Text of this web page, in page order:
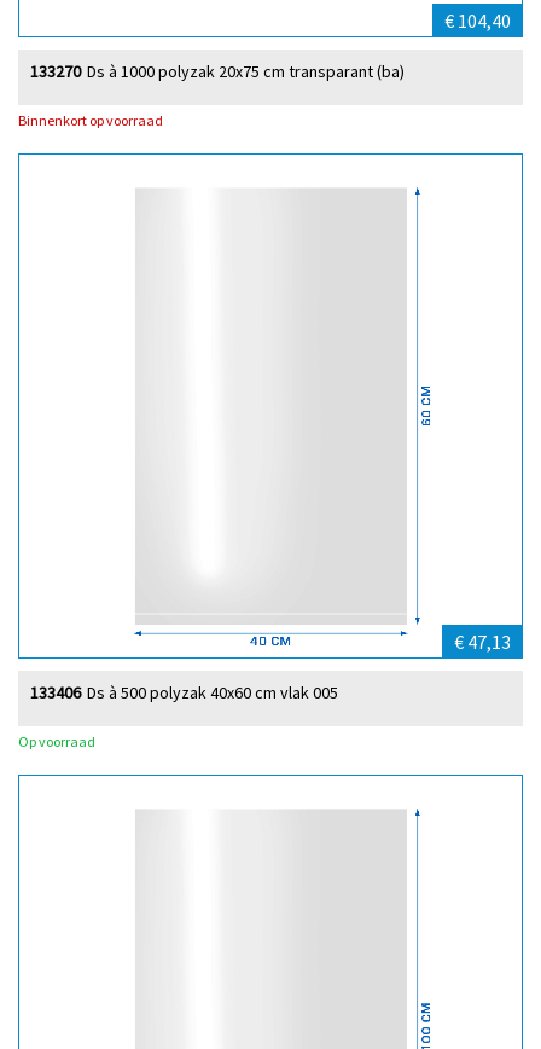
€ 104,40
Ds à 1000 polyzak 20x75 cm transparant (ba)
133270
Binnenkort op voorraad
€ 47,13
Ds à 500 polyzak 40x60 cm vlak 005
133406
Op voorraad